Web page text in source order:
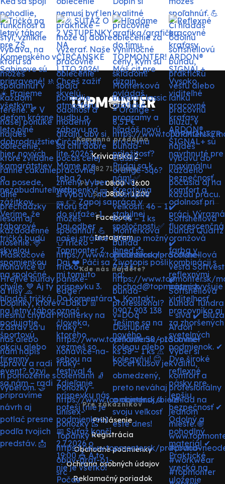
Kamenná predajňa
Krivianska 2
082 71 Lipany
Po - Pi:
So:
08:00 - 16:00
08:00 - 12:00
Facebook
Instagram
Kde nás nájdete?
Pre zákazníkov
Prihlásenie
Registrácia
Obchodné podmienky
Ochrana osobných údajov
Reklamačný poriadok